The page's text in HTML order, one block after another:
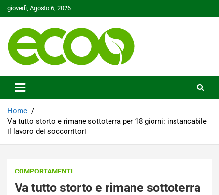
Skip
to
giovedì, Agosto 6, 2026
Ecoo.it
Home
Va tutto storto e rimane sottoterra per 18 giorni: instancabile
il lavoro dei soccorritori
COMPORTAMENTI
Va tutto storto e rimane sottoterra